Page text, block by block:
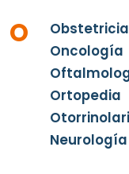
O
Obstetricia
Oncología
Ortopedia